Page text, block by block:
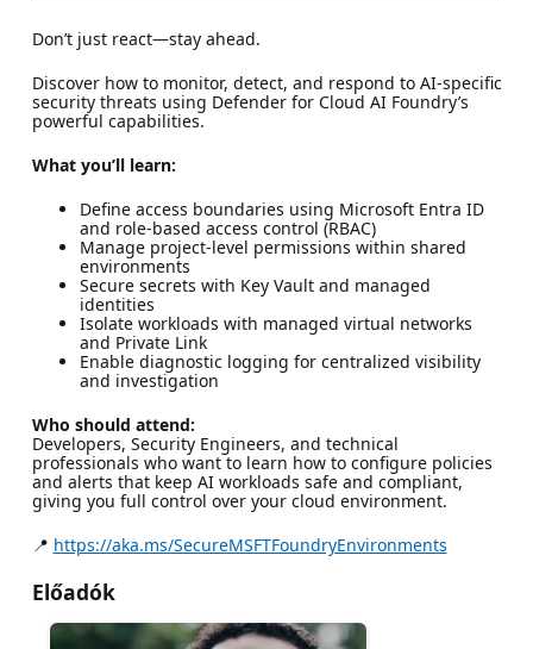
Don’t just react—stay ahead.
Discover how to monitor, detect, and respond to AI-specific
security threats using Defender for Cloud AI Foundry’s
powerful capabilities.
What you’ll learn:
Define access boundaries using Microsoft Entra ID
and role-based access control (RBAC)
Manage project-level permissions within shared
environments
Secure secrets with Key Vault and managed
identities
Isolate workloads with managed virtual networks
and Private Link
Enable diagnostic logging for centralized visibility
and investigation
Who should attend:
Developers, Security Engineers, and technical
professionals who want to learn how to configure policies
and alerts that keep AI workloads safe and compliant,
giving you full control over your cloud environment.
📍 https://aka.ms/SecureMSFTFoundryEnvironments
Előadók